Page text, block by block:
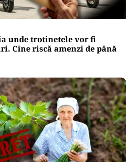
unde trotinetele vor fi
Cine riscă amenzi de până